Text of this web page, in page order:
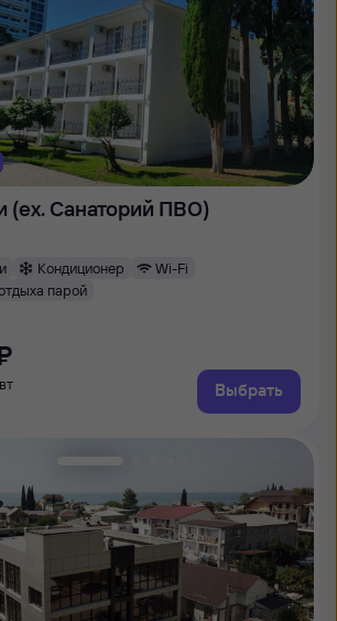
(ex. Cанаторий ПВО)
Кондиционер
Wi-Fi
парой
Выбрать